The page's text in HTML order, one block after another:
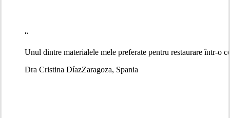
“
Unul dintre materialele mele preferate pentru restaurare într-o
Dra Cristina DíazZaragoza, Spania